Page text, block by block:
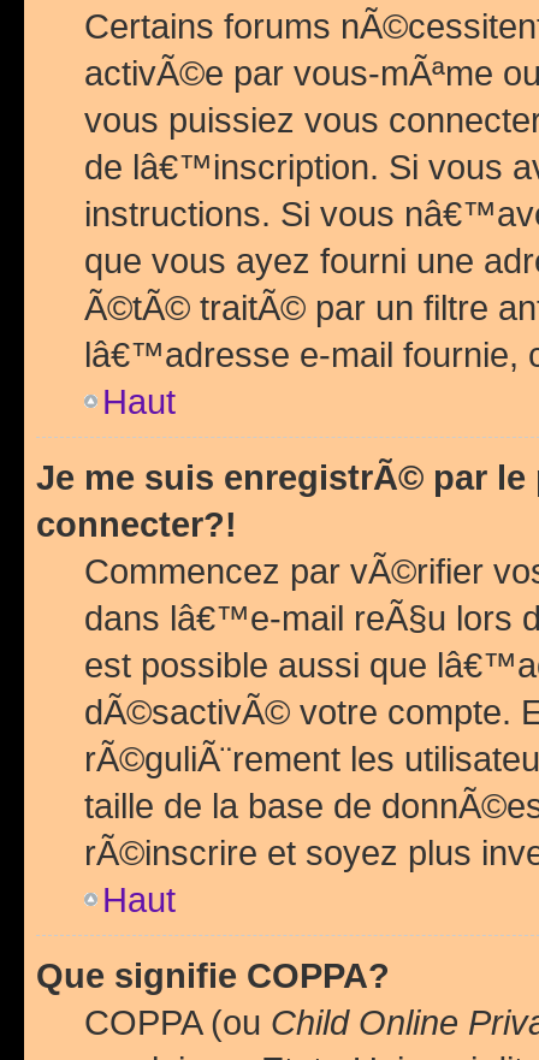
Certains forums
activÃ©e par vous-mÃªme
vous puissiez vous
de lâ€™inscription. Si vous
instructions. Si vous
que vous ayez fourni une
Ã©tÃ© traitÃ© par un filtre
lâ€™adresse e-mail fournie,
Haut
Je me suis enregistrÃ© par
connecter?!
Commencez par vÃ©rifier
dans lâ€™e-mail reÃ§u lors
est possible aussi que
dÃ©sactivÃ© votre compte.
rÃ©guliÃ¨rement les
taille de la base de
rÃ©inscrire et soyez plus
Haut
Que signifie COPPA?
COPPA (ou Child Online